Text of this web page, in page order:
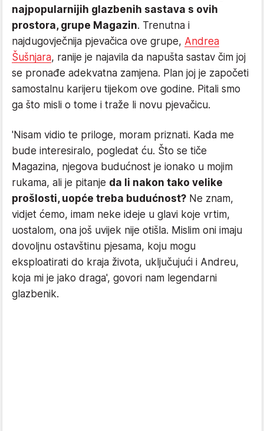
najpopularnijih glazbenih sastava s ovih
prostora, grupe Magazin. Trenutna i
najdugovječnija pjevačica ove grupe, Andrea
Šušnjara, ranije je najavila da napušta sastav čim joj
se pronađe adekvatna zamjena. Plan joj je započeti
samostalnu karijeru tijekom ove godine. Pitali smo
ga što misli o tome i traže li novu pjevačicu.
'Nisam vidio te priloge, moram priznati. Kada me
bude interesiralo, pogledat ću. Što se tiče
Magazina, njegova budućnost je ionako u mojim
rukama, ali je pitanje da li nakon tako velike
prošlosti, uopće treba budućnost? Ne znam,
vidjet ćemo, imam neke ideje u glavi koje vrtim,
uostalom, ona još uvijek nije otišla. Mislim oni imaju
dovoljnu ostavštinu pjesama, koju mogu
eksploatirati do kraja života, uključujući i Andreu,
koja mi je jako draga', govori nam legendarni
glazbenik.